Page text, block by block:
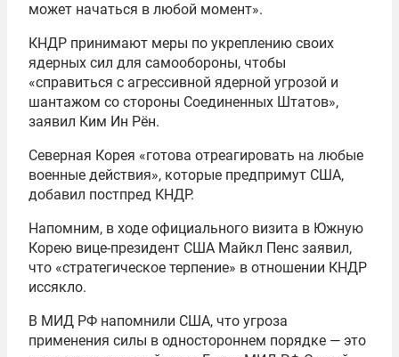
может начаться в любой момент».
КНДР принимают меры по укреплению своих
ядерных сил для самообороны, чтобы
«справиться с агрессивной ядерной угрозой и
шантажом со стороны Соединенных Штатов»,
заявил Ким Ин Рён.
Северная Корея «готова отреагировать на любые
военные действия», которые предпримут США,
добавил постпред КНДР.
Напомним, в ходе официального визита в Южную
Корею вице-президент США Майкл Пенс заявил,
что «стратегическое терпение» в отношении КНДР
иссякло.
В МИД РФ напомнили США, что угроза
применения силы в одностороннем порядке — это